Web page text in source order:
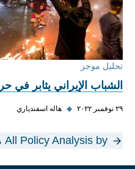
تحليل موجز
الشباب الإيراني يثابر في
٢٩ نوفمبر ٢٠٢٢ ◆ هاله اسفندياري
All Policy Analysis by هاله اسفندياري